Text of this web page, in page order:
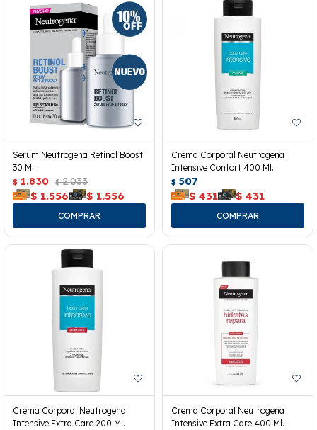
Serum Neutrogena Retinol Boost
30 Ml.
$ 1.830 $ 2.033
$ 1.556 $ 1.556
Crema Corporal Neutrogena
Intensive Confort 400 Ml.
$ 507
$ 431 $ 431
Crema Corporal Neutrogena
Intensive Extra Care 200 Ml.
Crema Corporal Neutrogena
Intensive Extra Care 400 Ml.